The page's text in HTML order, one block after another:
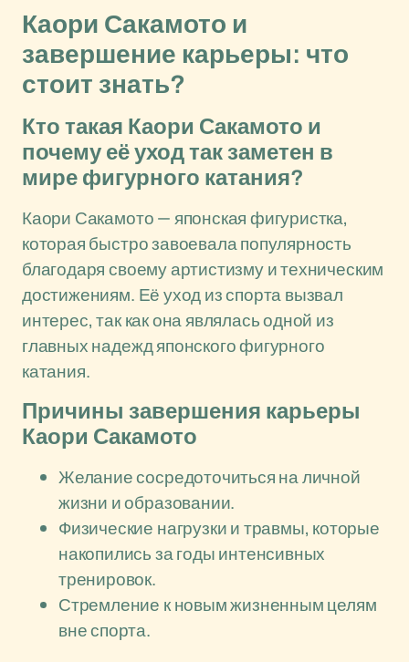
Каори Сакамото и
завершение карьеры: что
стоит знать?
Кто такая Каори Сакамото и
почему её уход так заметен в
мире фигурного катания?
Каори Сакамото — японская фигуристка,
которая быстро завоевала популярность
благодаря своему артистизму и техническим
достижениям. Её уход из спорта вызвал
интерес, так как она являлась одной из
главных надежд японского фигурного
катания.
Причины завершения карьеры
Каори Сакамото
Желание сосредоточиться на личной
жизни и образовании.
Физические нагрузки и травмы, которые
накопились за годы интенсивных
тренировок.
Стремление к новым жизненным целям
вне спорта.